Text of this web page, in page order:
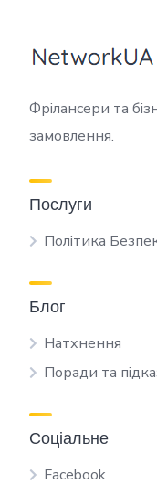
Фрілансери та
замовлення.
Послуги
Політика
Блог
Натхнення
Поради та
Соціальне
Facebook